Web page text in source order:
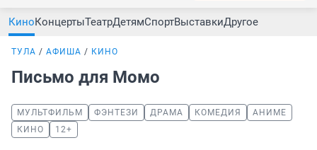
КиноКонцертыТеатрДетямСпортВыставкиДругое
ТУЛА АФИША КИНО
Письмо для Момо
МУЛЬТФИЛЬМ ФЭНТЕЗИ ДРАМА КОМЕДИЯ
АНИМЕ
КИНО
12+